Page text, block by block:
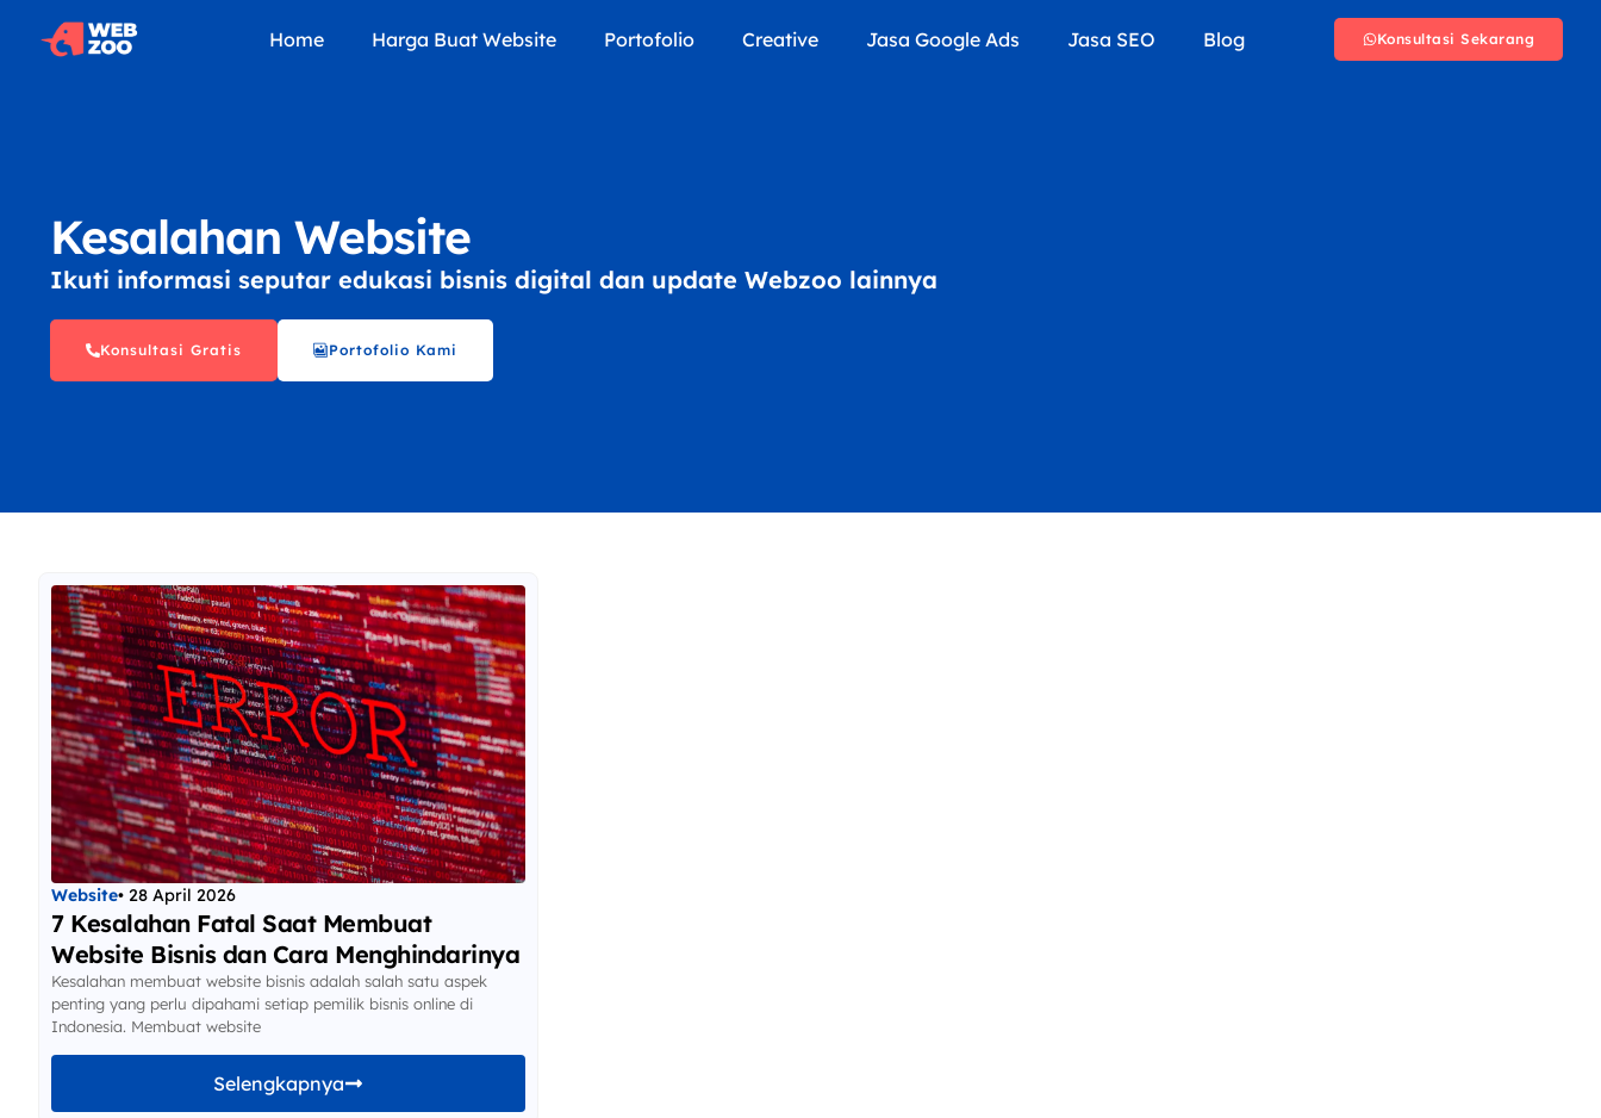
Home Harga Buat Website Portofolio Creative Jasa Google Ads Jasa SEO Blog Konsultasi Sekarang
Kesalahan Website
Ikuti informasi seputar edukasi bisnis digital dan update Webzoo lainnya
Konsultasi Gratis Portofolio Kami
Website• 28 April 2026
7 Kesalahan Fatal Saat Membuat
Website Bisnis dan Cara Menghindarinya
Kesalahan membuat website bisnis adalah salah satu aspek
penting yang perlu dipahami setiap pemilik bisnis online di
Indonesia. Membuat website
Selengkapnya